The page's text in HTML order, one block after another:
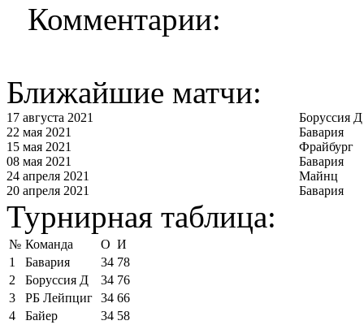
Комментарии:
Ближайшие матчи:
17 августа 2021
Боруссия Д
22 мая 2021
Бавария
15 мая 2021
Фрайбург
08 мая 2021
Бавария
24 апреля 2021
Майнц
20 апреля 2021
Бавария
Турнирная таблица:
№ Команда О И
1
Бавария 34 78
2
Боруссия Д 34 76
3
РБ Лейпциг 34 66
4
Байер 34 58